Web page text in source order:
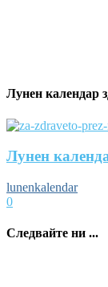
Лунен календар
Лунен
lunenkalendar
0
Следвайте ни ...